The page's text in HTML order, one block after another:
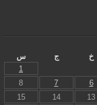
خ ج
س
1
6
7
8
13
14
15